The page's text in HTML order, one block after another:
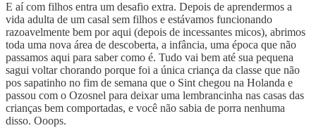
E aí com filhos entra um desafio extra. Depois de aprendermos a
vida adulta de um casal sem filhos e estávamos funcionando
razoavelmente bem por aqui (depois de incessantes micos), abrimos
toda uma nova área de descoberta, a infância, uma época que não
passamos aqui para saber como é. Tudo vai bem até sua pequena
sagui voltar chorando porque foi a única criança da classe que não
pos sapatinho no fim de semana que o Sint chegou na Holanda e
passou com o Ozosnel para deixar uma lembrancinha nas casas das
crianças bem comportadas, e você não sabia de porra nenhuma
disso. Ooops.